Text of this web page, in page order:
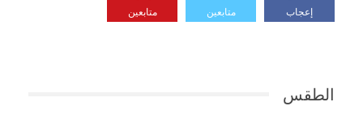
إعجاب متابعين متابعين
الطقس